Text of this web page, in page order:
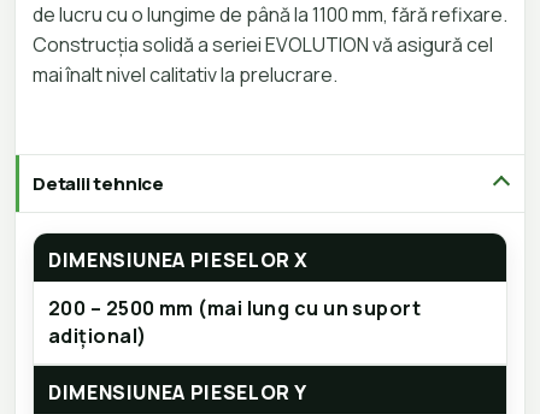
de lucru cu o lungime de până la 1100 mm, fără refixare.
Construcția solidă a seriei EVOLUTION vă asigură cel
mai înalt nivel calitativ la prelucrare.
Detalii tehnice
DIMENSIUNEA PIESELOR X
200 – 2500 mm (mai lung cu un suport
adițional)
DIMENSIUNEA PIESELOR Y